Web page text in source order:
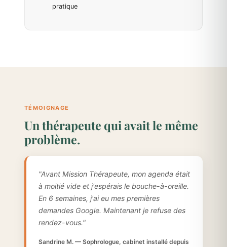
pratique
TÉMOIGNAGE
Un thérapeute qui avait le même
problème.
"Avant Mission Thérapeute, mon agenda était
à moitié vide et j'espérais le bouche-à-oreille.
En 6 semaines, j'ai eu mes premières
demandes Google. Maintenant je refuse des
rendez-vous."
Sandrine M. — Sophrologue, cabinet installé depuis